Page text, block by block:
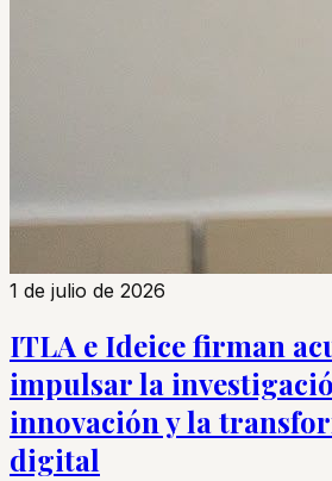
1 de julio de 2026
ITLA e Ideice firman
impulsar la
innovación y la
digital